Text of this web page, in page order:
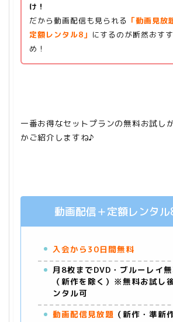
け！
だから動画配信も見られる 「動画見放
定額レンタル8」 にするのが断然おすす
め！
一番お得なセットプランの無料お試し
かご紹介しますね♪
動画配信＋定額レンタ
入会から30日間無料
月8枚までDVD・ブルーレイ
（新作を除く）※無料お試し
ンタル可
動画配信見放題 （新作・準新